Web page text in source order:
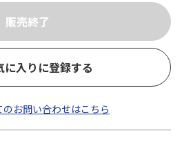
に入りに登録する
お問い合わせはこちら